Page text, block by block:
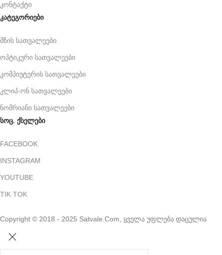
კონტაქტი
კატეგორიები
მზის სათვალეები
ოპტიკური სათვალეები
კომპიუტერის სათვალეები
კლიპ-ონ სათვალეები
ნომრიანი სათვალეები
სოც. ქსელები
FACEBOOK
INSTAGRAM
YOUTUBE
TIK TOK
Copyright © 2018 - 2025 Satvale.Com, ყველა უფლება დაცულია